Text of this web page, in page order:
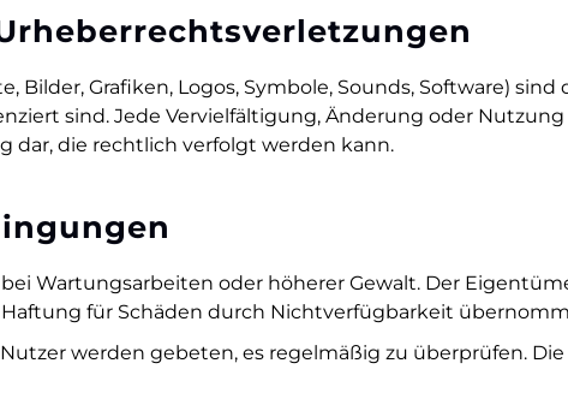
Bilder, Grafiken, Logos, Symbole, Sounds, Software)
sind. Jede Vervielfältigung, Änderung oder
dar, die rechtlich verfolgt werden kann.
Wartungsarbeiten oder höherer Gewalt. Der
für Schäden durch Nichtverfügbarkeit
werden gebeten, es regelmäßig zu überprüfen.